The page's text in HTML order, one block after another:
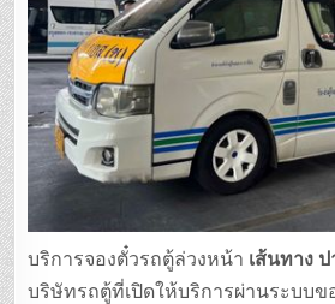
บริการจองตั๋วรถตู้ล่วงหน้า เส้นทาง
บริษัทรถตู้ที่เปิดให้บริการผ่านระบบข